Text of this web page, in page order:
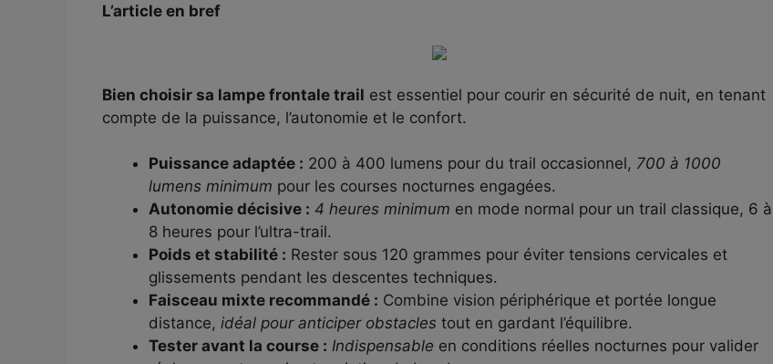
L’article en bref
Bien choisir sa lampe frontale trail est essentiel pour courir en sécurité de nuit, en tenant
compte de la puissance, l’autonomie et le confort.
Puissance adaptée : 200 à 400 lumens pour du trail occasionnel, 700 à 1000
lumens minimum pour les courses nocturnes engagées.
Autonomie décisive : 4 heures minimum en mode normal pour un trail classique, 6 à
8 heures pour l’ultra-trail.
Poids et stabilité : Rester sous 120 grammes pour éviter tensions cervicales et
glissements pendant les descentes techniques.
Faisceau mixte recommandé : Combine vision périphérique et portée longue
distance, idéal pour anticiper obstacles tout en gardant l’équilibre.
Tester avant la course : Indispensable en conditions réelles nocturnes pour valider